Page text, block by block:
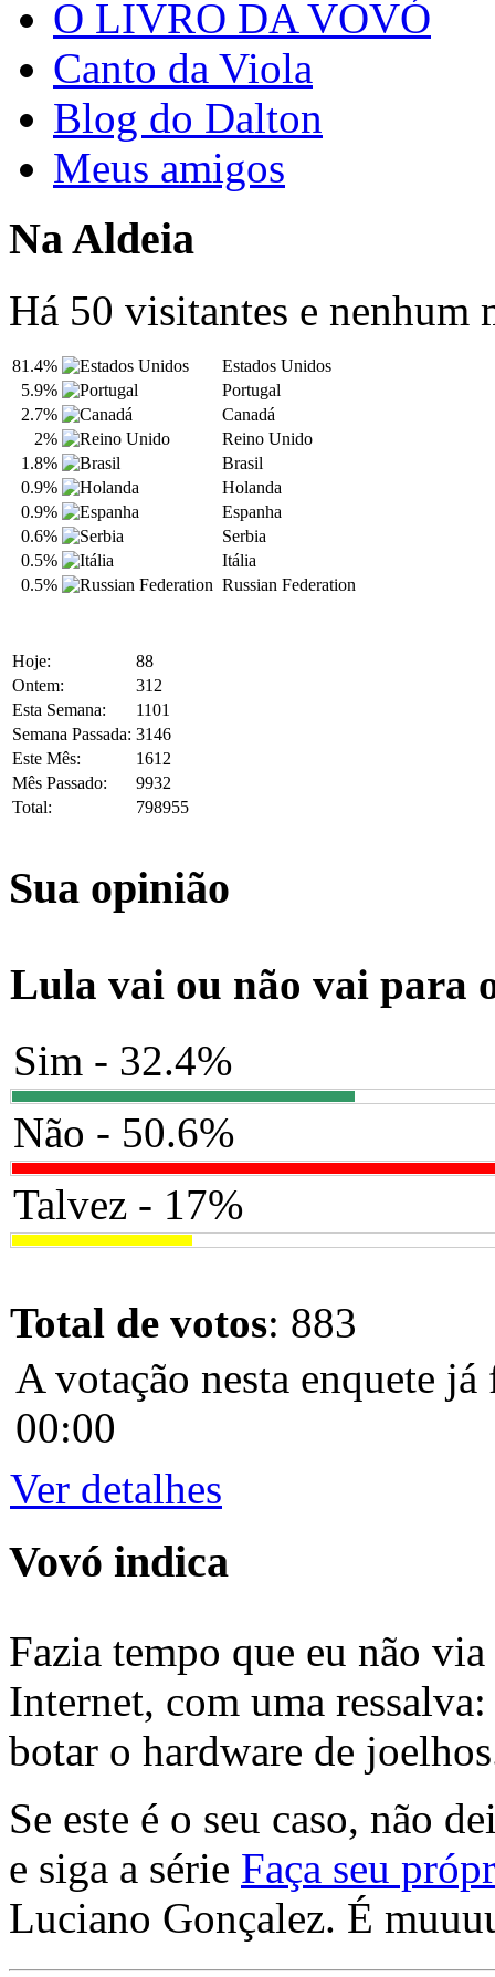
O LIVRO DA VOVÓ
Canto da Viola
Blog do Dalton
Meus amigos
Na Aldeia
Há 50 visitantes e nenhum
81.4%
Estados Unidos
5.9%
Portugal
2.7%
Canadá
2%
Reino Unido
1.8%
Brasil
0.9%
Holanda
0.9%
Espanha
0.6%
Serbia
0.5%
Itália
0.5%
Russian Federation
Hoje:
88
Ontem:
312
Esta Semana:
1101
Semana Passada: 3146
Este Mês:
1612
Mês Passado:
9932
Total:
798955
Sua opinião
Lula vai ou não vai para
Sim - 32.4%
Não - 50.6%
Talvez - 17%
Total de votos: 883
A votação nesta enquete
00:00
Ver detalhes
Vovó indica
Fazia tempo que eu não
Internet, com uma
botar o hardware de
Se este é o seu caso, não
e siga a série Faça seu
Luciano Gonçalez. É